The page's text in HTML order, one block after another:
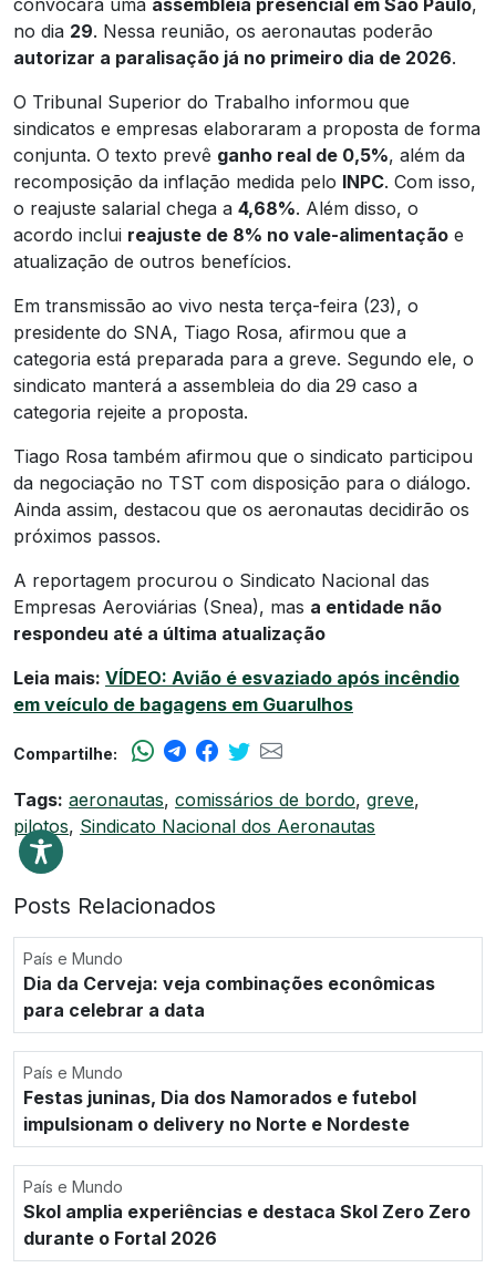
no dia 29. Nessa reunião, os aeronautas poderão
autorizar a paralisação já no primeiro dia de 2026.
O Tribunal Superior do Trabalho informou que
sindicatos e empresas elaboraram a proposta de forma
conjunta. O texto prevê ganho real de 0,5%, além da
recomposição da inflação medida pelo INPC. Com isso,
o reajuste salarial chega a 4,68%. Além disso, o
acordo inclui reajuste de 8% no vale-alimentação e
atualização de outros benefícios.
Em transmissão ao vivo nesta terça-feira (23), o
presidente do SNA, Tiago Rosa, afirmou que a
categoria está preparada para a greve. Segundo ele, o
sindicato manterá a assembleia do dia 29 caso a
categoria rejeite a proposta.
Tiago Rosa também afirmou que o sindicato participou
da negociação no TST com disposição para o diálogo.
Ainda assim, destacou que os aeronautas decidirão os
próximos passos.
A reportagem procurou o Sindicato Nacional das
Empresas Aeroviárias (Snea), mas a entidade não
respondeu até a última atualização
Leia mais: VÍDEO: Avião é esvaziado após incêndio
em veículo de bagagens em Guarulhos
Compartilhe:
Tags: aeronautas, comissários de bordo, greve,
pilotos, Sindicato Nacional dos Aeronautas
Posts Relacionados
País e Mundo
Dia da Cerveja: veja combinações econômicas
para celebrar a data
País e Mundo
Festas juninas, Dia dos Namorados e futebol
impulsionam o delivery no Norte e Nordeste
País e Mundo
Skol amplia experiências e destaca Skol Zero Zero
durante o Fortal 2026